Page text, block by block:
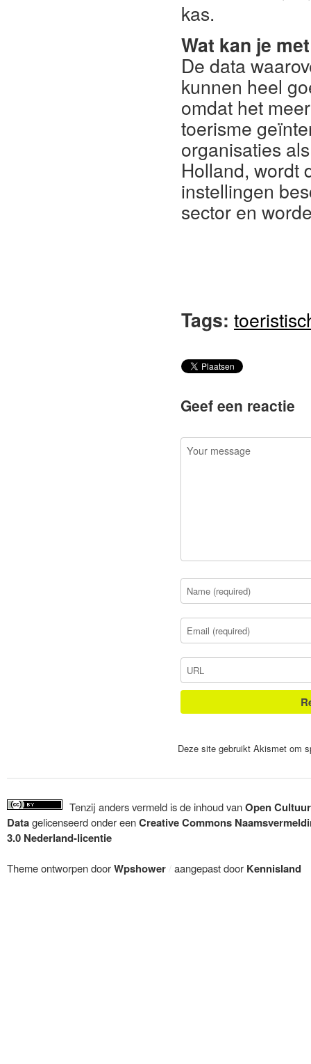
kas.
Wat kan je
De data
kunnen heel
omdat het
toerisme
organisaties
Holland, wordt
instellingen
sector en
Tags:
Geef een reactie
Deze site gebruikt Akismet om
Tenzij anders vermeld is de inhoud vanOpen Cultuur
Datagelicenseerd onder eenCreative Commons
3.0 Nederland-licentie
Theme ontworpen doorWpshower /aangepast door Kennisland